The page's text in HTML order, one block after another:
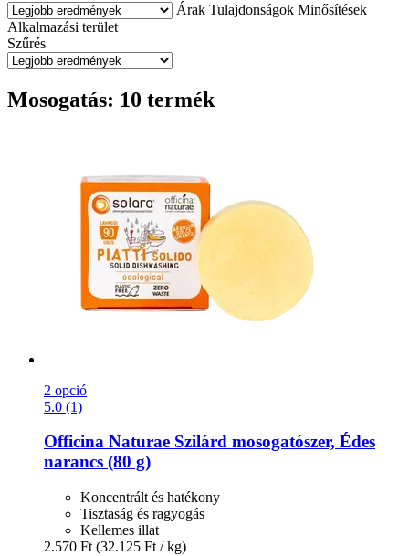
Árak Tulajdonságok Minősítések
Alkalmazási terület
Szűrés
Mosogatás: 10 termék
2 opció
5.0 (1)
Officina Naturae Szilárd mosogatószer, Édes
narancs (80 g)
Koncentrált és hatékony
Tisztaság és ragyogás
Kellemes illat
2.570 Ft (32.125 Ft / kg)